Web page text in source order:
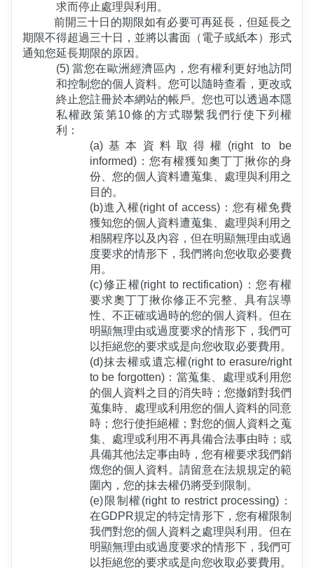
求而停止處理與利用。
期限不得超過三十日，並將以書面（電子或紙本）形式
通知您延長期限的原因。
(5) 當您在歐洲經濟區內，您有權利更好地訪問
和控制您的個人資料。您可以隨時查看，更改或
終止您註冊於本網站的帳戶。您也可以透過本隱
私權政策第10條的方式聯繫我們行使下列權
利：
(a)基本資料取得權(right to be
informed)：您有權獲知奧丁丁揪你的身
份、您的個人資料遭蒐集、處理與利用之
目的。
(b)進入權(right of access)：您有權免費
獲知您的個人資料遭蒐集、處理與利用之
相關程序以及內容，但在明顯無理由或過
度要求的情形下，我們將向您收取必要費
用。
(c)修正權(right to rectification)：您有權
要求奧丁丁揪你修正不完整、具有誤導
性、不正確或過時的您的個人資料。但在
明顯無理由或過度要求的情形下，我們可
以拒絕您的要求或是向您收取必要費用。
(d)抹去權或遺忘權(right to erasure/right
to be forgotten)：當蒐集、處理或利用您
的個人資料之目的消失時；您撤銷對我們
蒐集時、處理或利用您的個人資料的同意
時；您行使拒絕權；對您的個人資料之蒐
集、處理或利用不再具備合法事由時；或
具備其他法定事由時，您有權要求我們銷
燬您的個人資料。請留意在法規規定的範
圍內，您的抹去權仍將受到限制。
(e)限制權(right to restrict processing)：
在GDPR規定的特定情形下，您有權限制
我們對您的個人資料之處理與利用。但在
明顯無理由或過度要求的情形下，我們可
以拒絕您的要求或是向您收取必要費用。